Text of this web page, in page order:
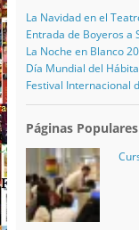
La Navidad en el
Entrada de Boyeros a
La Noche en Blanco
Día Mundial del
Festival Internacional
Páginas Populares